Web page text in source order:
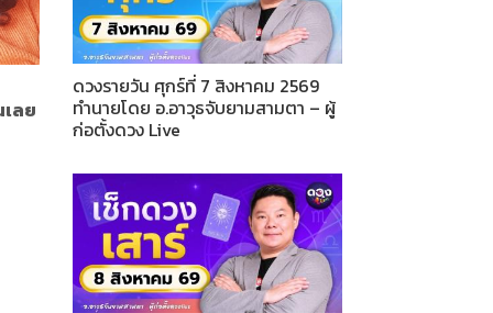
ลย
ดวงรายวัน ศุกร์ที่ 7 สิงหาคม 2569
ทำนายโดย อ.อาวุธจับยามสามตา – ผู้
ก่อตั้งดวง Live